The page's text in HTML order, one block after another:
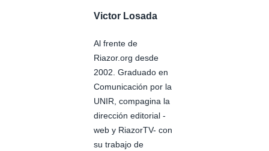
Victor Losada
Al frente de
Riazor.org desde
2002. Graduado en
Comunicación por la
UNIR, compagina la
dirección editorial -
web y RiazorTV- con
su trabajo de